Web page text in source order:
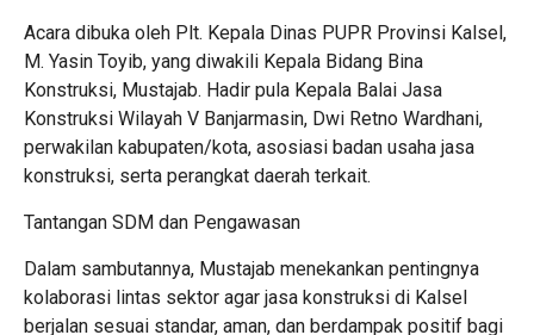
Acara dibuka oleh Plt. Kepala Dinas PUPR Provinsi Kalsel,
M. Yasin Toyib, yang diwakili Kepala Bidang Bina
Konstruksi, Mustajab. Hadir pula Kepala Balai Jasa
Konstruksi Wilayah V Banjarmasin, Dwi Retno Wardhani,
perwakilan kabupaten/kota, asosiasi badan usaha jasa
konstruksi, serta perangkat daerah terkait.
Tantangan SDM dan Pengawasan
Dalam sambutannya, Mustajab menekankan pentingnya
kolaborasi lintas sektor agar jasa konstruksi di Kalsel
berjalan sesuai standar, aman, dan berdampak positif bagi